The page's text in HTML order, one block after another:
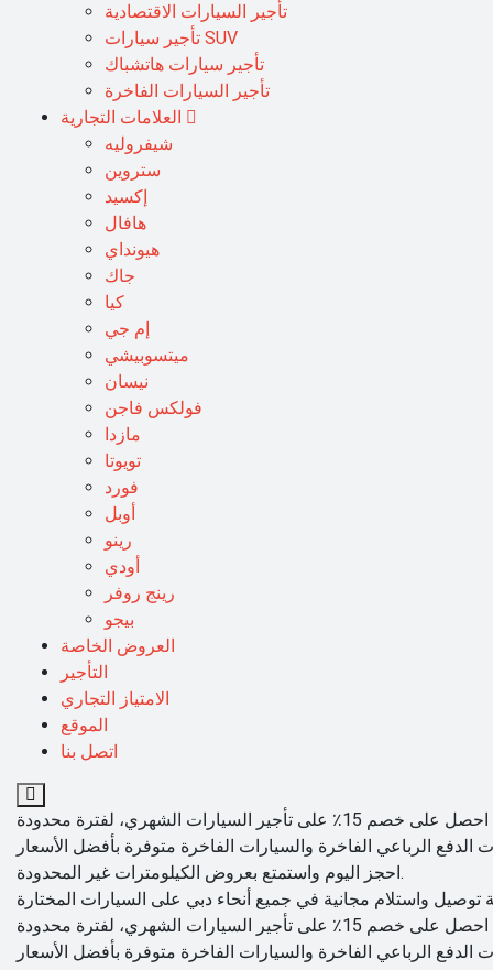
تأجير السيارات الاقتصادية
تأجير سيارات SUV
تأجير سيارات هاتشباك
تأجير السيارات الفاخرة
شيفروليه
ستروين
إكسيد
هافال
هيونداي
جاك
كيا
إم جي
ميتسوبيشي
نيسان
فولكس فاجن
مازدا
تويوتا
فورد
أوبل
رينو
أودي
رينج روفر
بيجو
العروض الخاصة
التأجير
الامتياز التجاري
الموقع
اتصل بنا
احجز اليوم واستمتع بعروض الكيلومترات غير المحدودة.